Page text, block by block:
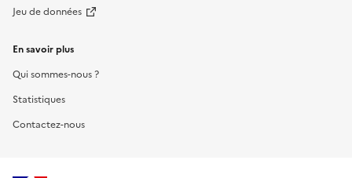
Jeu de données
En savoir plus
Qui sommes-nous ?
Statistiques
Contactez-nous